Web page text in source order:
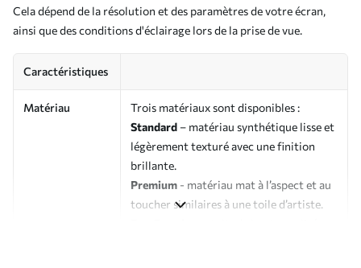
Cela dépend de la résolution et des paramètres de votre écran,
ainsi que des conditions d'éclairage lors de la prise de vue.
Caractéristiques
Matériau
Trois matériaux sont disponibles :
Standard – matériau synthétique lisse et
légèrement texturé avec une finition
brillante.
Premium - matériau mat à l’aspect et au
toucher similaires à une toile d’artiste.